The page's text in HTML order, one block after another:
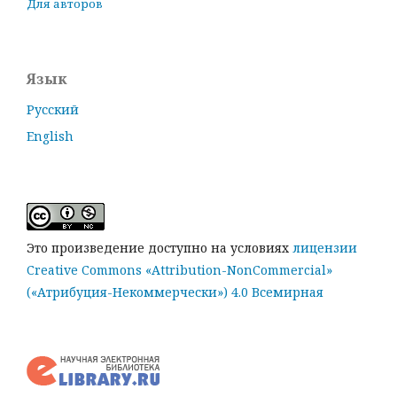
Для авторов
Язык
Русский
English
Это произведение доступно на условиях лицензии
Creative Commons «Attribution-NonCommercial»
(«Атрибуция-Некоммерчески») 4.0 Всемирная